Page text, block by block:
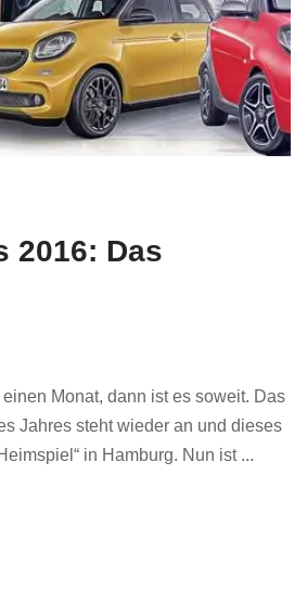
2016: Das
Monat, dann ist es soweit. Das
Jahres steht wieder an und dieses
in Hamburg. Nun ist ...